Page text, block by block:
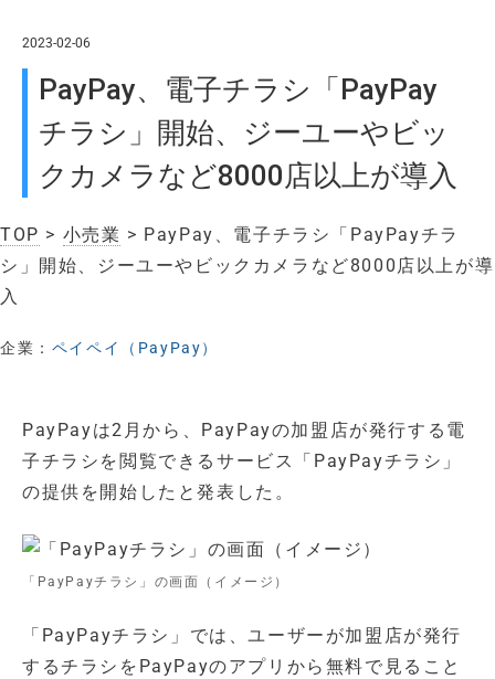
2023-02-06
PayPay、電子チラシ「PayPay
チラシ」開始、ジーユーやビッ
クカメラなど8000店以上が導入
TOP > 小売業 > PayPay、電子チラシ「PayPayチラ
シ」開始、ジーユーやビックカメラなど8000店以上が導
入
企業： ペイペイ（PayPay）
PayPayは2月から、PayPayの加盟店が発行する電
子チラシを閲覧できるサービス「PayPayチラシ」
の提供を開始したと発表した。
「PayPayチラシ」の画面（イメージ）
「PayPayチラシ」では、ユーザーが加盟店が発行
するチラシをPayPayのアプリから無料で見ること